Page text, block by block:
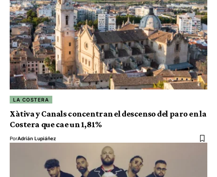
LA COSTERA
Xàtiva y Canals concentran el descenso del paro en la
Costera que cae un 1,81%
PorAdrián Lupiáñez